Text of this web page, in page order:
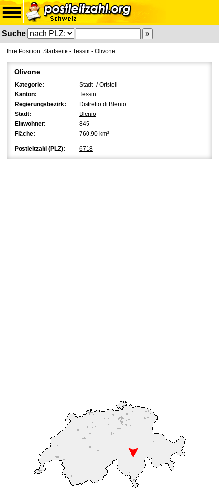
Suche
Ihre Position: Startseite - Tessin - Olivone
Olivone
Kategorie:
Stadt- / Ortsteil
Kanton:
Tessin
Regierungsbezirk:
Distretto di Blenio
Stadt:
Blenio
Einwohner:
845
Fläche:
760,90 km²
Postleitzahl (PLZ): 6718